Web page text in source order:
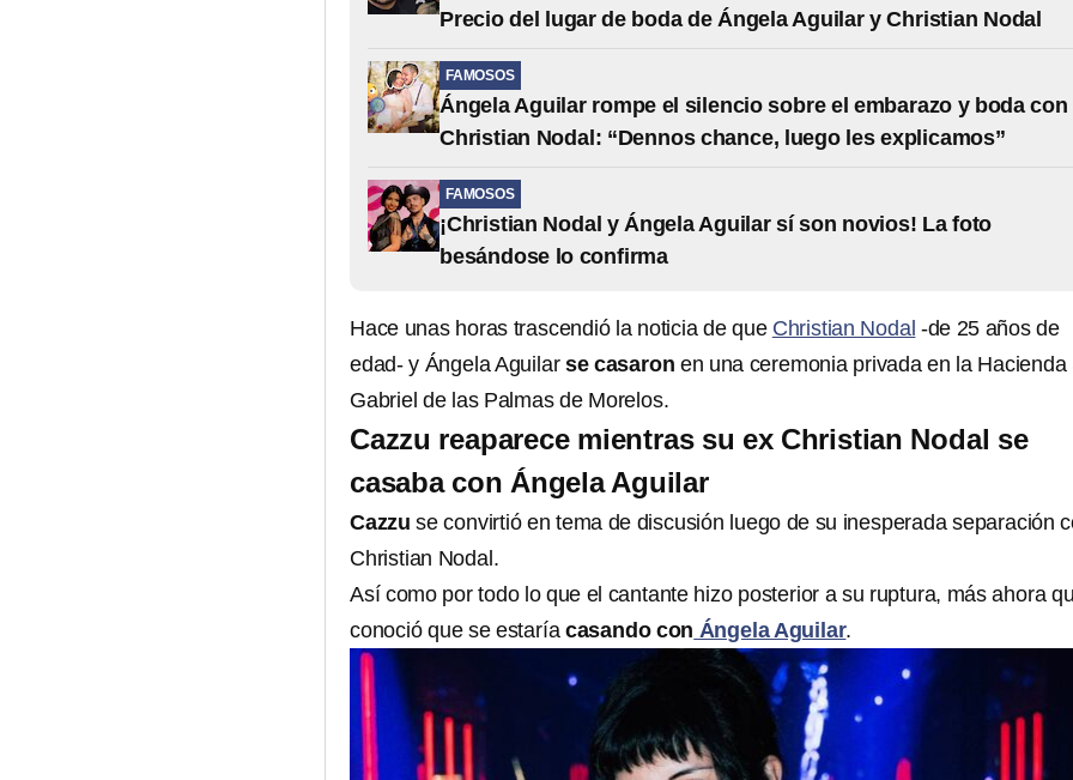
Precio del lugar de boda de Ángela Aguilar y Christian Nodal
FAMOSOS
Ángela Aguilar rompe el silencio sobre el embarazo y boda con
Christian Nodal: “Dennos chance, luego les explicamos”
FAMOSOS
¡Christian Nodal y Ángela Aguilar sí son novios! La foto
besándose lo confirma
Hace unas horas trascendió la noticia de que Christian Nodal -de 25 años de
edad- y Ángela Aguilar se casaron en una ceremonia privada en la Hacienda
Gabriel de las Palmas de Morelos.
Cazzu reaparece mientras su ex Christian Nodal se
casaba con Ángela Aguilar
Cazzu se convirtió en tema de discusión luego de su inesperada separación
Christian Nodal.
Así como por todo lo que el cantante hizo posterior a su ruptura, más ahora
conoció que se estaría casando con Ángela Aguilar.